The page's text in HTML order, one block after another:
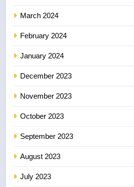
March 2024
February 2024
January 2024
December 2023
November 2023
October 2023
September 2023
August 2023
July 2023